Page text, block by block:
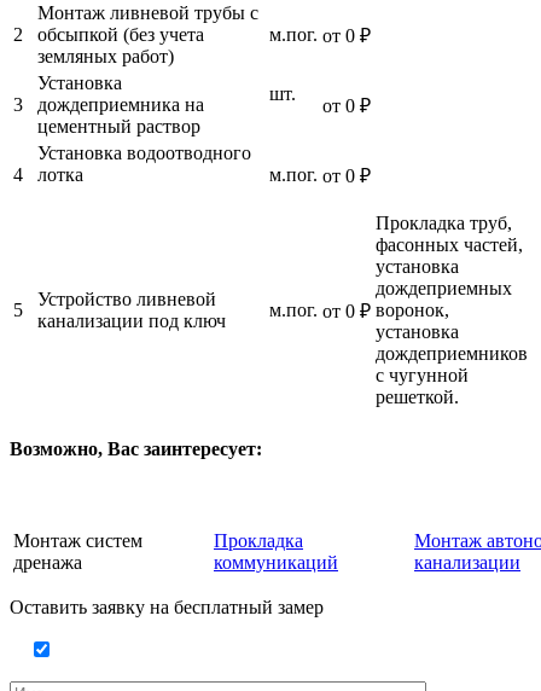
2
Монтаж ливневой трубы с
обсыпкой (без учета
земляных работ)
м.пог. от 0 ₽
3
Установка
дождеприемника на
цементный раствор
шт.
от 0 ₽
4
Установка водоотводного
лотка
м.пог. от 0 ₽
5
Устройство ливневой
канализации под ключ
м.пог. от 0 ₽
Прокладка труб,
фасонных частей,
установка
дождеприемных
воронок,
установка
дождеприемников
с чугунной
решеткой.
Возможно, Вас заинтересует:
Монтаж систем
дренажа
Прокладка
коммуникаций
Монтаж
канализации
Оставить заявку на бесплатный замер